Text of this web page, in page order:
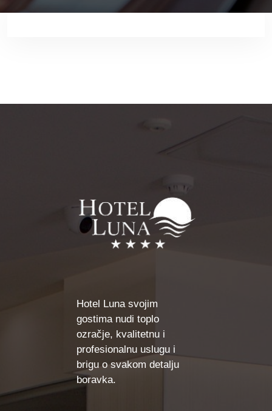
Hotel Luna svojim
gostima nudi toplo
ozračje, kvalitetnu i
profesionalnu uslugu i
brigu o svakom detalju
boravka.